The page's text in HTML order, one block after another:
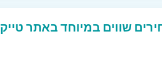
שווים במיוחד באתר טייק